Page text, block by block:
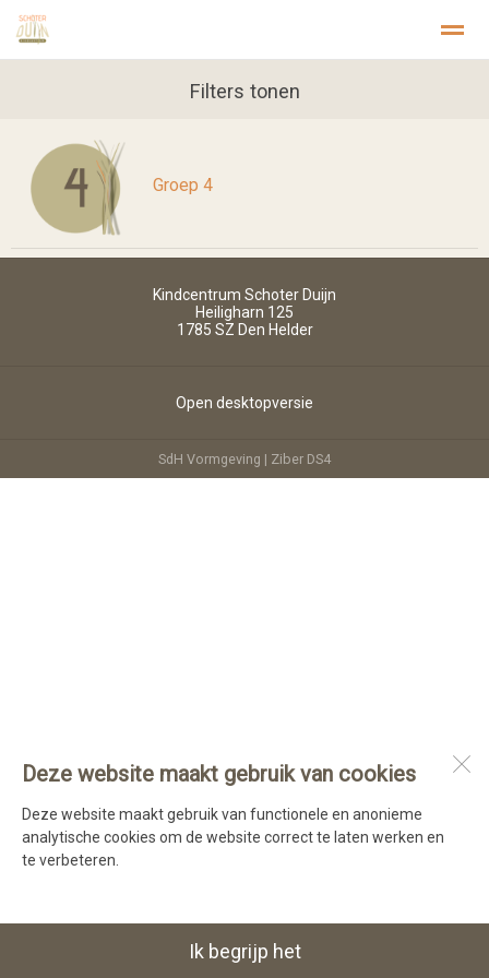
Stichting Kopwerk
Home
Deze website maakt gebruik van cookies
Deze website maakt gebruik van functionele en anonieme
analytische cookies om de website correct te laten werken en
te verbeteren.
Ik begrijp het
Filters tonen
Groep 4
Kindcentrum Schoter Duijn
Heiligharn 125
1785 SZ Den Helder
Open desktopversie
SdH Vormgeving | Ziber DS4